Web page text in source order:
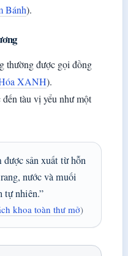
Bánh).
thường được gọi đồng
XANH).
tàu vị yểu như một
sản xuất từ hỗn
nước và muối
tự nhiên.”
khoa toàn thư mở)